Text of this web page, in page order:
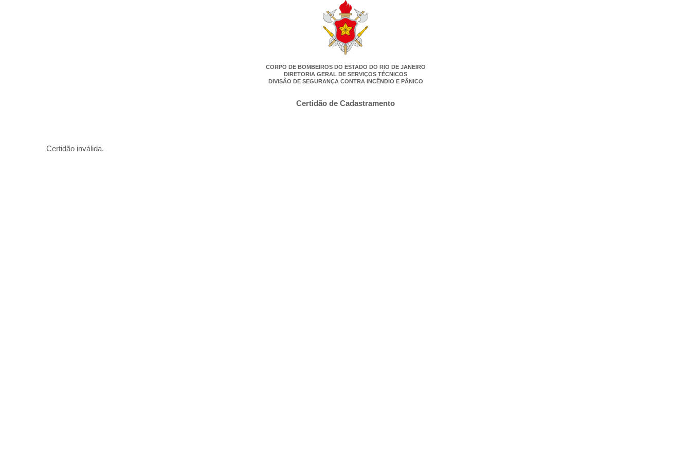
CORPO DE BOMBEIROS DO ESTADO DO RIO DE JANEIRO
DIRETORIA GERAL DE SERVIÇOS TÉCNICOS
DIVISÃO DE SEGURANÇA CONTRA INCÊNDIO E PÂNICO
Certidão de Cadastramento
Certidão inválida.